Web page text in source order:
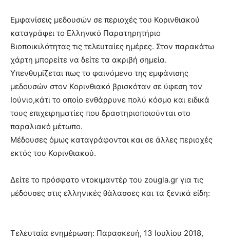
Εμφανίσεις μεδουσών σε περιοχές του Κορινθιακού
καταγράφει το Ελληνικό Παρατηρητήριο
Βιοποικιλότητας τις τελευταίες ημέρες. Στον παρακάτω
χάρτη μπορείτε να δείτε τα ακριβή σημεία.
Υπενθυμίζεται πως το φαινόμενο της εμφάνισης
μεδουσών στον Κορινθιακό βρισκόταν σε ύφεση τον
Ιούνιο,κάτι το οποίο ενθάρρυνε πολύ κόσμο και ειδικά
τους επιχειρηματίες που δραστηριοποιούνται στο
παραλιακό μέτωπο.
Μέδουσες όμως καταγράφονται και σε άλλες περιοχές
εκτός του Κορινθιακού.
Δείτε το πρόσφατο ντοκιμαντέρ του zougla.gr για τις
μέδουσες στις ελληνικές θάλασσες και τα ξενικά είδη:
Τελευταία ενημέρωση: Παρασκευή, 13 Ιουλίου 2018,